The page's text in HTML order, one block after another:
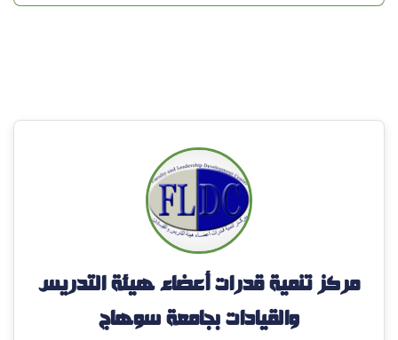
مركز تنمية قدرات أعضاء هيئة التدريس
والقيادات بجامعة سوهاج